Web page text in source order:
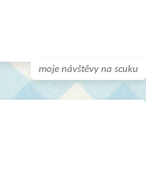
moje návštěvy na scuku